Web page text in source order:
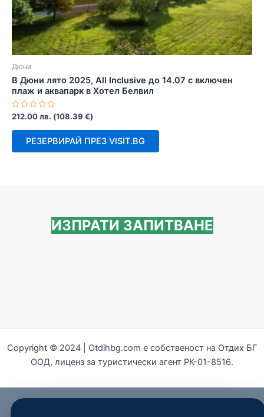
Дюни
В Дюни лято 2025, All Inclusive до 14.07 с включен
плаж и аквапарк в Хотел Белвил
Оценено
с
0
212.00лв. (108.39 €)
РЕЗЕРВИРАЙ ПРЕЗ VISIT.BG
ИЗПРАТИ ЗАПИТВАНЕ
Copyright © 2024 | Otdihbg.com e собственост на Отдих БГ
ООД, лиценз за туристически агент РК-01-8516.